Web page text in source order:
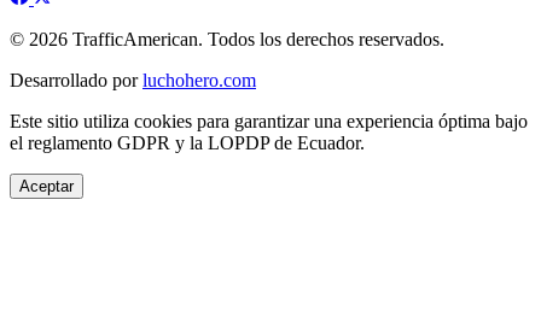
© 2026 TrafficAmerican. Todos los derechos reservados.
Desarrollado porluchohero.com
Este sitio utiliza cookies para garantizar una experiencia óptima bajo
el reglamento GDPR y la LOPDP de Ecuador.
Aceptar